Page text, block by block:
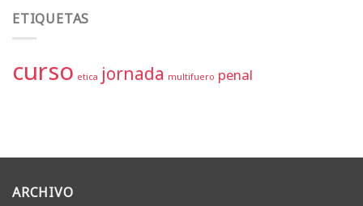
ETIQUETAS
curso etica jornada multifuero penal
ARCHIVO